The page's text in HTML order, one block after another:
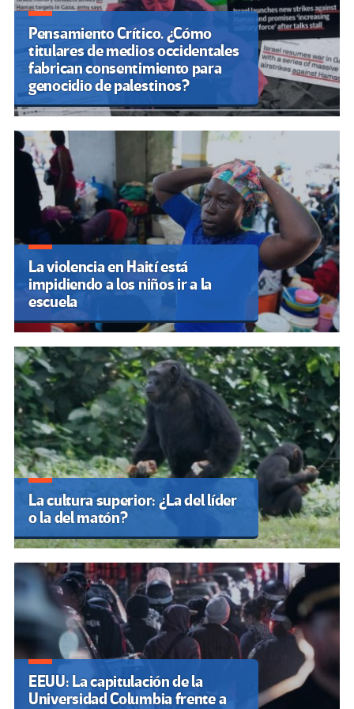
Pensamiento Crítico. ¿Cómo
titulares de medios occidentales
fabrican consentimiento para
genocidio de palestinos?
La violencia en Haití está
impidiendo a los niños ir a la
escuela
La cultura superior: ¿La del líder
o la del matón?
EEUU: La capitulación de la
Universidad Columbia frente a